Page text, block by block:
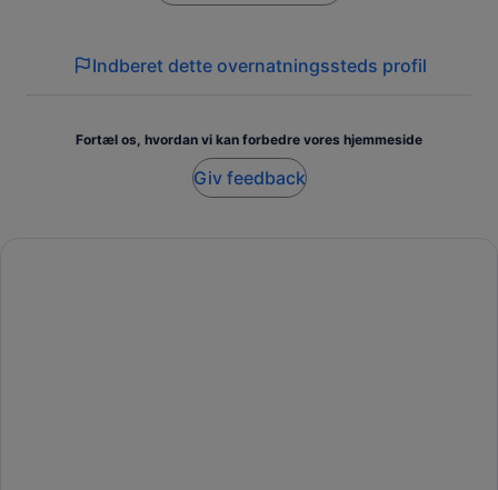
Indberet dette overnatningssteds profil
Fortæl os, hvordan vi kan forbedre vores hjemmeside
Giv feedback